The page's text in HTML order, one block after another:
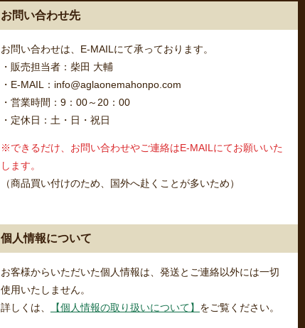
お問い合わせ先
お問い合わせは、E-MAILにて承っております。
・販売担当者：柴田 大輔
・E-MAIL：info@aglaonemahonpo.com
・営業時間：9：00～20：00
・定休日：土・日・祝日
※できるだけ、お問い合わせやご連絡はE-MAILにてお願いいた
します。
（商品買い付けのため、国外へ赴くことが多いため）
個人情報について
お客様からいただいた個人情報は、発送とご連絡以外には一切
使用いたしません。
詳しくは、
【個人情報の取り扱いについて】 をご覧ください。